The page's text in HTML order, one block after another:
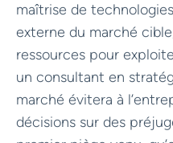
maîtrise de
externe du marché
ressources pour
un consultant en
marché évitera à
décisions sur des